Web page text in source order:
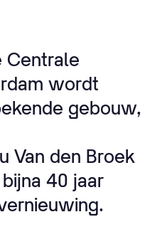
Centrale
wordt
gebouw,
Van den Broek
40 jaar